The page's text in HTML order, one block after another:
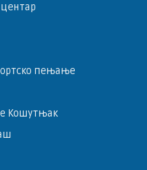
пењање
Кошутњак